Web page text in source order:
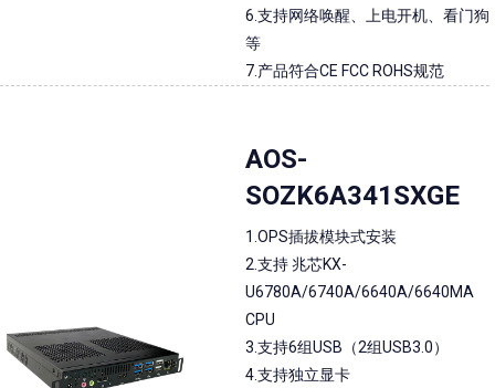
6.支持网络唤醒、上电开机、看门狗
等
7.产品符合CE FCC ROHS规范
AOS-
SOZK6A341SXGE
1.OPS插拔模块式安装
2.支持 兆芯KX-
U6780A/6740A/6640A/6640MA
CPU
3.支持6组USB（2组USB3.0）
4.支持独立显卡